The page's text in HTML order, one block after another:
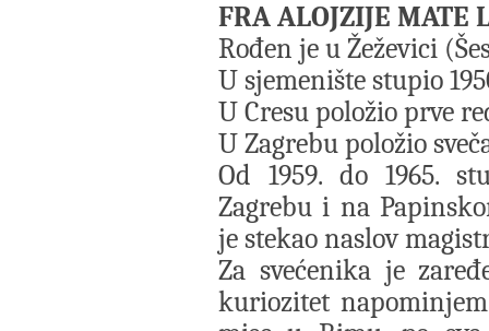
FRA ALOJZIJE MATE
Rođen je u Žeževici
U sjemenište stupio
U Cresu položio prve
U Zagrebu položio
Od 1959. do 1965.
Zagrebu i na
je stekao naslov
Za svećenika je
kuriozitet